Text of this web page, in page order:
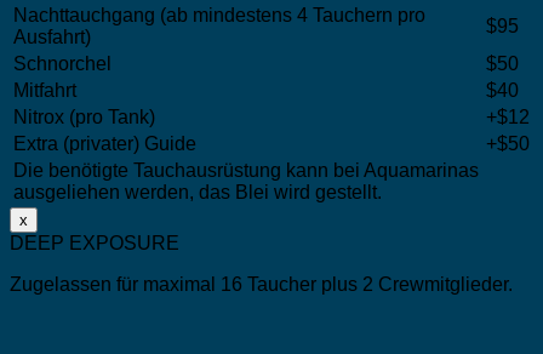
Nachttauchgang (ab mindestens 4 Tauchern pro
Ausfahrt)
$95
Schnorchel
$50
Mitfahrt
$40
Nitrox (pro Tank)
+$12
Extra (privater) Guide
+$50
Die benötigte Tauchausrüstung kann bei Aquamarinas
ausgeliehen werden, das Blei wird gestellt.
x
DEEP EXPOSURE
Zugelassen für maximal 16 Taucher plus 2 Crewmitglieder.